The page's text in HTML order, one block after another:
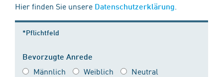
Hier finden Sie unsere Datenschutzerklärung
*Pflichtfeld
Bevorzugte Anrede
Männlich Weiblich Neutral